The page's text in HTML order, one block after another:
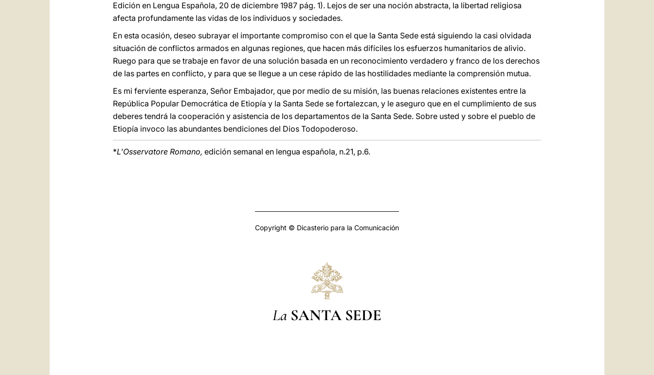
Edición en Lengua Española, 20 de diciembre 1987 pág. 1). Lejos de ser una noción abstracta, la libertad religiosa
afecta profundamente las vidas de los individuos y sociedades.
En esta ocasión, deseo subrayar el importante compromiso con el que la Santa Sede está siguiendo la casi olvidada
situación de conflictos armados en algunas regiones, que hacen más difíciles los esfuerzos humanitarios de alivio.
Ruego para que se trabaje en favor de una solución basada en un reconocimiento verdadero y franco de los derechos
de las partes en conflicto, y para que se llegue a un cese rápido de las hostilidades mediante la comprensión mutua.
Es mi ferviente esperanza, Señor Embajador, que por medio de su misión, las buenas relaciones existentes entre la
República Popular Democrática de Etiopía y la Santa Sede se fortalezcan, y le aseguro que en el cumplimiento de sus
deberes tendrá la cooperación y asistencia de los departamentos de la Santa Sede. Sobre usted y sobre el pueblo de
Etiopía invoco las abundantes bendiciones del Dios Todopoderoso.
*L'Osservatore Romano, edición semanal en lengua española, n.21, p.6.
Copyright © Dicasterio para la Comunicación
La SANTA SEDE